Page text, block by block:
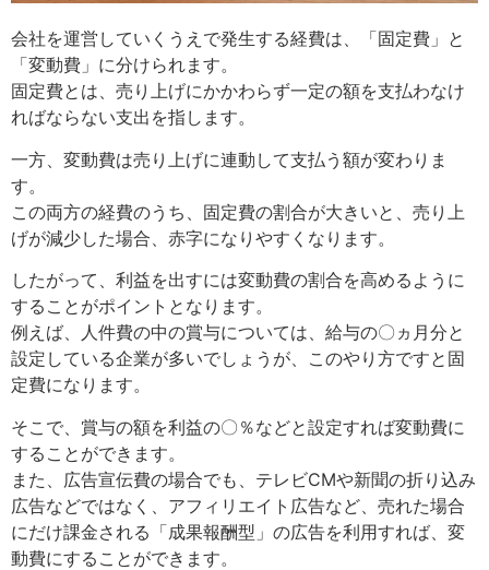
会社を運営していくうえで発生する経費は、「固定費」と
「変動費」に分けられます。
固定費とは、売り上げにかかわらず一定の額を支払わなけ
ればならない支出を指します。
一方、変動費は売り上げに連動して支払う額が変わりま
す。
この両方の経費のうち、固定費の割合が大きいと、売り上
げが減少した場合、赤字になりやすくなります。
したがって、利益を出すには変動費の割合を高めるように
することがポイントとなります。
例えば、人件費の中の賞与については、給与の〇ヵ月分と
設定している企業が多いでしょうが、このやり方ですと固
定費になります。
そこで、賞与の額を利益の〇％などと設定すれば変動費に
することができます。
また、広告宣伝費の場合でも、テレビCMや新聞の折り込み
広告などではなく、アフィリエイト広告など、売れた場合
にだけ課金される「成果報酬型」の広告を利用すれば、変
動費にすることができます。